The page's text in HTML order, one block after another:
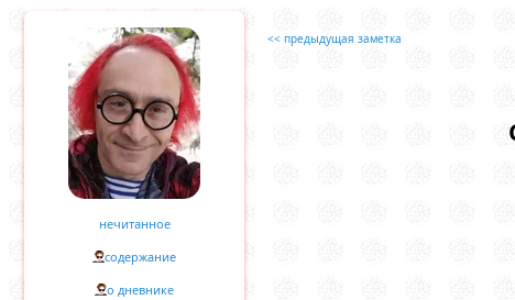
нечитанное
содержание
о дневнике
<< предыдущая заметка